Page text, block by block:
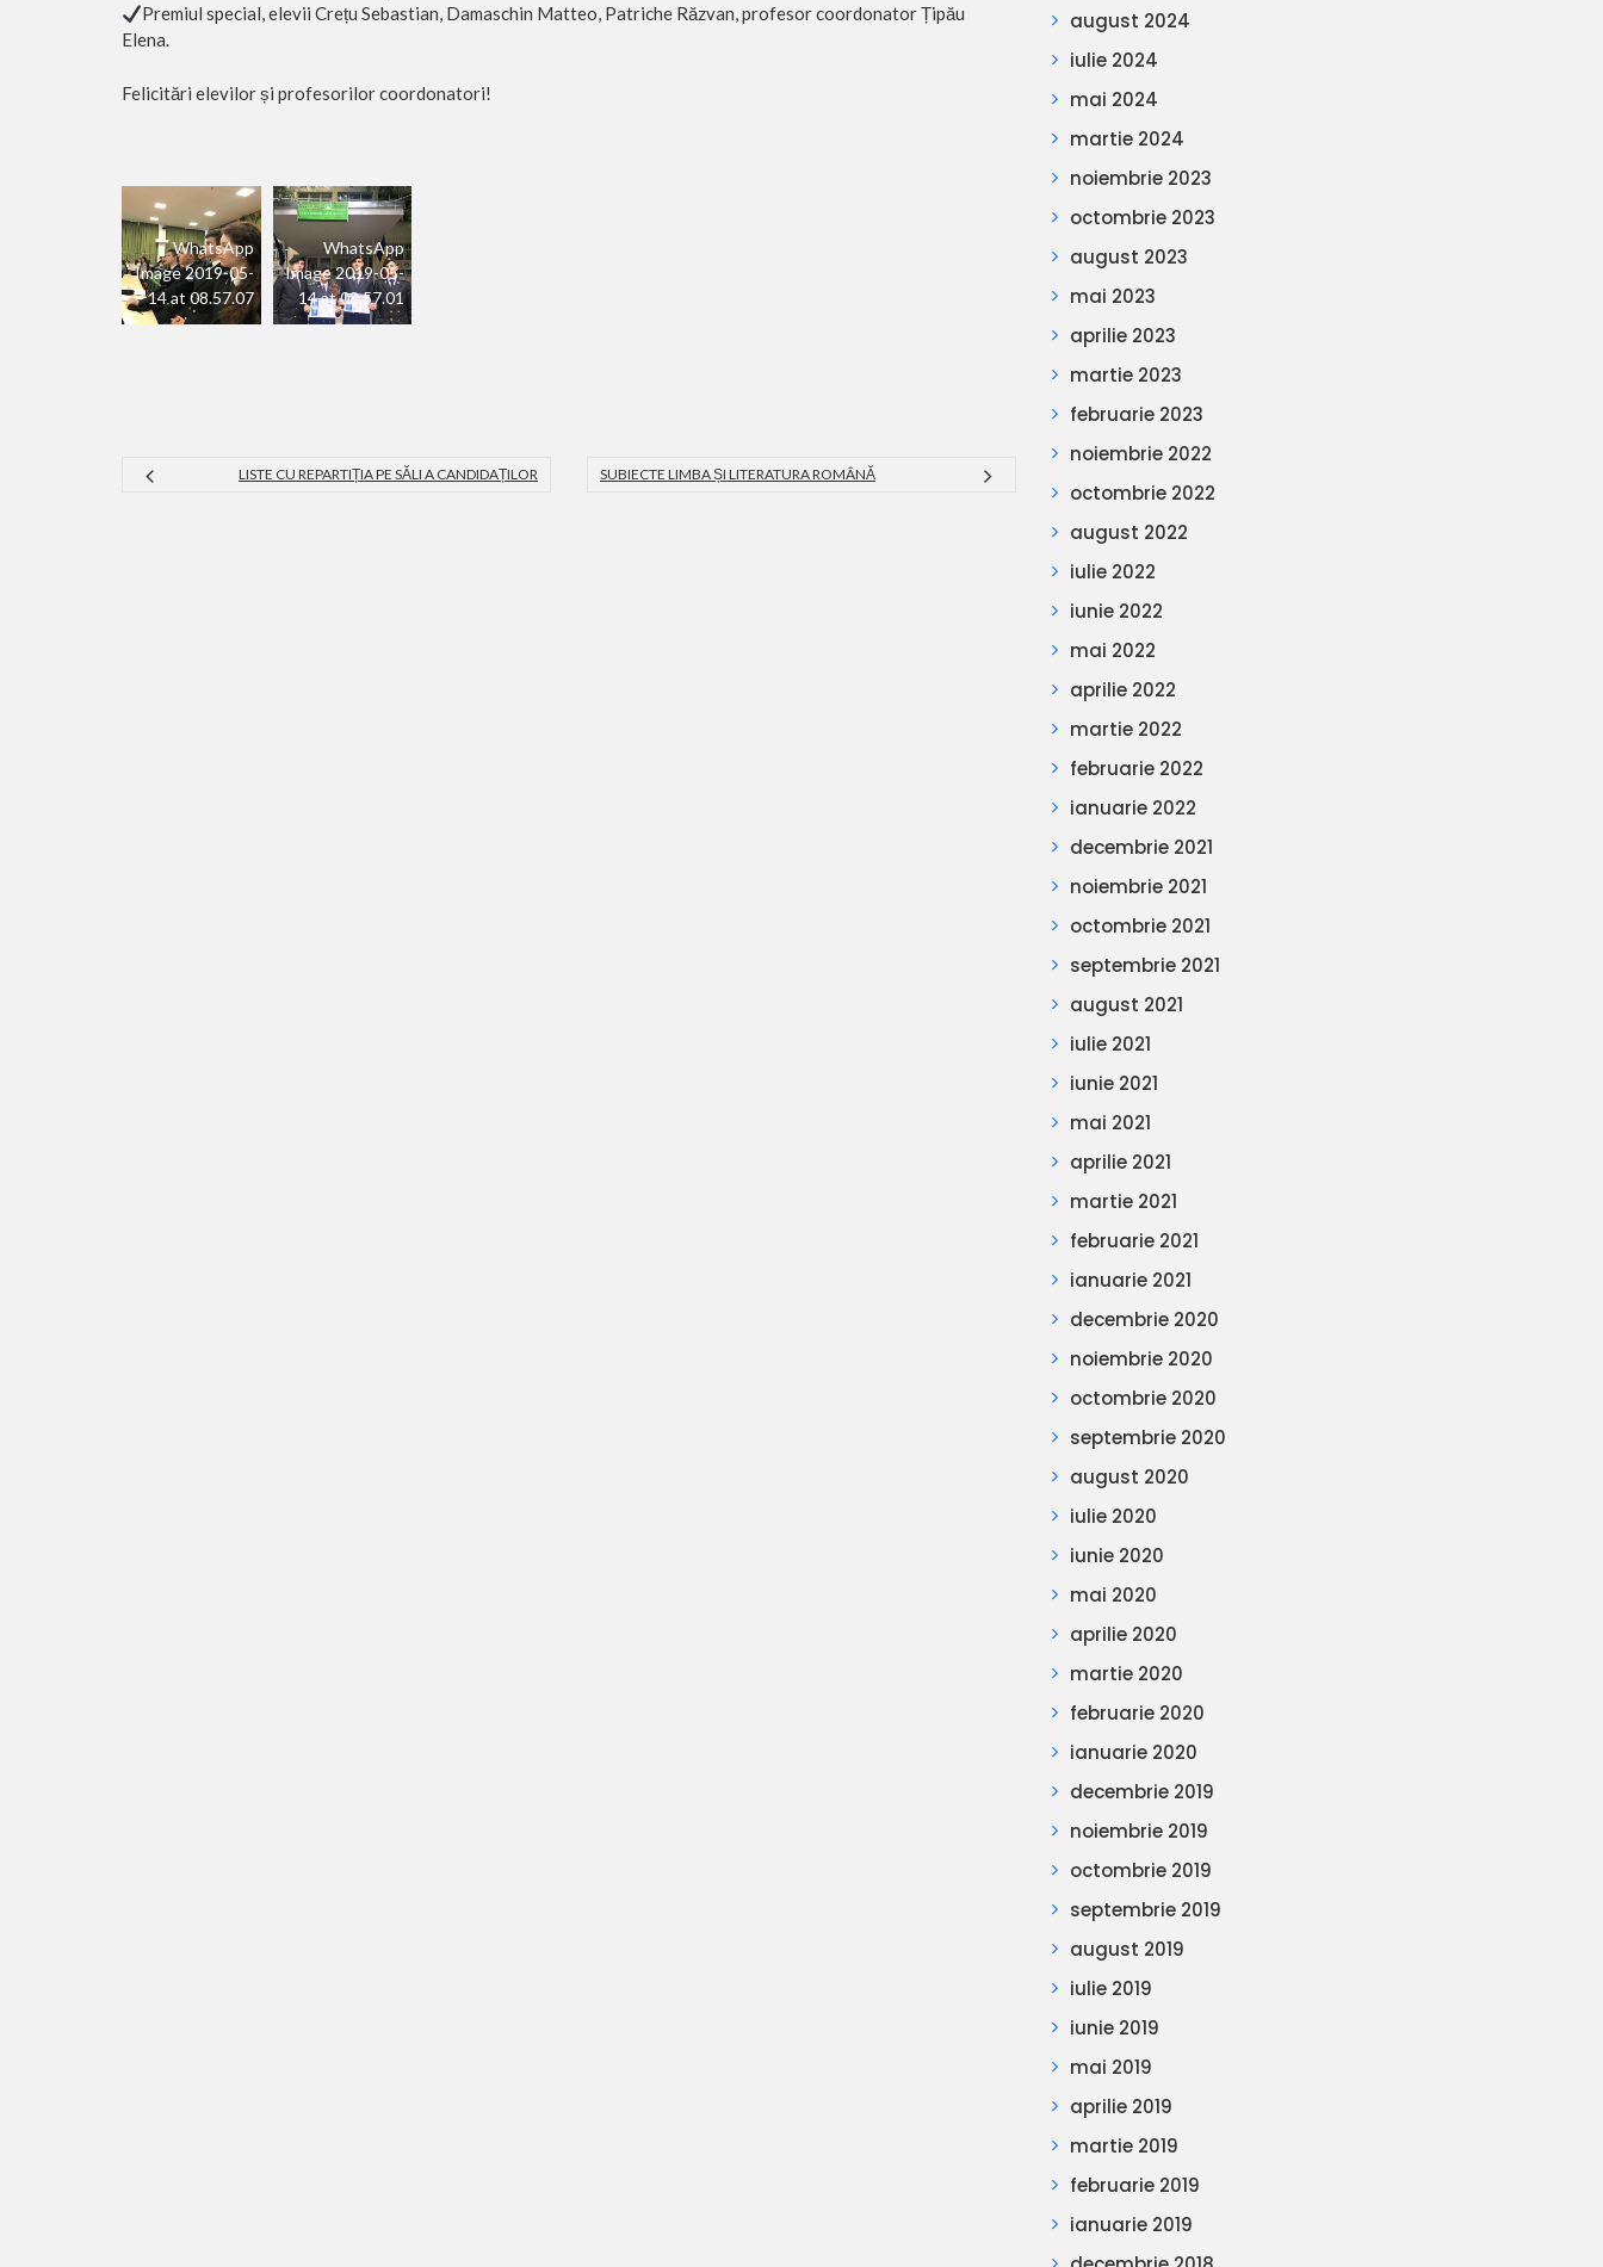
Premiul special, elevii Crețu Sebastian, Damaschin Matteo, Patriche Răzvan, profesor coordonator Țipău
Elena.
Felicitări elevilor și profesorilor coordonatori!
WhatsApp
Image 2019-05-
14 at 08.57.07
WhatsApp
Image 2019-05-
14 at 08.57.01
LISTE CU REPARTIȚIA PE SĂLI A CANDIDAȚILOR SUBIECTE LIMBA ȘI LITERATURA ROMÂNĂ
august 2024
iulie 2024
mai 2024
martie 2024
noiembrie 2023
octombrie 2023
august 2023
mai 2023
aprilie 2023
martie 2023
februarie 2023
noiembrie 2022
octombrie 2022
august 2022
iulie 2022
iunie 2022
mai 2022
aprilie 2022
martie 2022
februarie 2022
ianuarie 2022
decembrie 2021
noiembrie 2021
octombrie 2021
septembrie 2021
august 2021
iulie 2021
iunie 2021
mai 2021
aprilie 2021
martie 2021
februarie 2021
ianuarie 2021
decembrie 2020
noiembrie 2020
octombrie 2020
septembrie 2020
august 2020
iulie 2020
iunie 2020
mai 2020
aprilie 2020
martie 2020
februarie 2020
ianuarie 2020
decembrie 2019
noiembrie 2019
octombrie 2019
septembrie 2019
august 2019
iulie 2019
iunie 2019
mai 2019
aprilie 2019
martie 2019
februarie 2019
ianuarie 2019